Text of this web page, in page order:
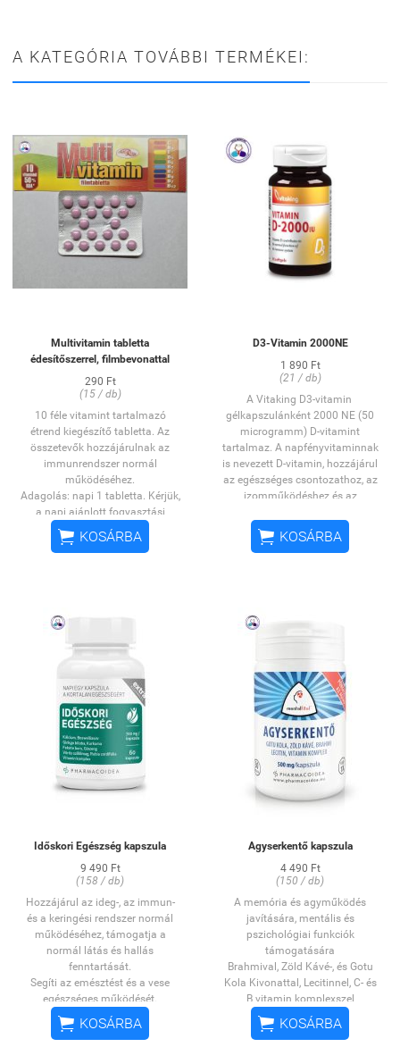
A KATEGÓRIA TOVÁBBI TERMÉKEI:
Multivitamin tabletta
édesítőszerrel, filmbevonattal
290 Ft
(15 / db)
10 féle vitamint tartalmazó
étrend kiegészítő tabletta. Az
összetevők hozzájárulnak az
immunrendszer normál
működéséhez.
Adagolás: napi 1 tabletta. Kérjük,
a napi ajánlott fogyasztási
mennyiséget ne lépje túl. Az
étrend-kiegészítő nem helyettesíti
hőmérsékleten, erős fénytől
védve, kisgyermekektől elzárva
összetevőt!
Tápérték 100 g termékben:
energia: 471 kJ (112,1 kcal);
fehérje: 3,3 g; szénhidrát: 13,8 g
ebből cukor: 3,9 g; zsír: 4,3 g,
telített zsírsav: 0,0 g.
1 tabletta
tartalmaz
Mennyisé
g:
*
C-vitamin
40 mg
50 %
Niacin
8 NE mg 50 %
6 α-TE
mg
Pantoténsav
3 mg
50 %
B6-vitamin 0,7 mg
-vitamin 0,7 mg
-vitamin 0,55 mg
 KOSÁRBA
D3-Vitamin 2000NE
1 890 Ft
(21 / db)
A Vitaking D3-vitamin
gélkapszulánként 2000 NE (50
microgramm) D-vitamint
tartalmaz. A napfényvitaminnak
is nevezett D-vitamin, hozzájárul
az egészséges csontozathoz, az
izomműködéshez és az
működéséhez.
OGYÉI: 14296/2014
 KOSÁRBA
Időskori Egészség kapszula
9 490 Ft
(158 / db)
Hozzájárul az ideg-, az immun-
és a keringési rendszer normál
működéséhez, támogatja a
normál látás és hallás
fenntartását.
Segíti az emésztést és a vese
egészséges működését.
Hozzájárul a normál
vércukorszint és a normál
 KOSÁRBA
Agyserkentő kapszula
4 490 Ft
(150 / db)
A memória és agyműködés
javítására, mentális és
pszichológiai funkciók
támogatására
Brahmival, Zöld Kávé-, és Gotu
Kola Kivonattal, Lecitinnel, C- és
B vitamin komplexszel
Hozzájárul az immunrendszer
egészséges működéséhez,
 KOSÁRBA